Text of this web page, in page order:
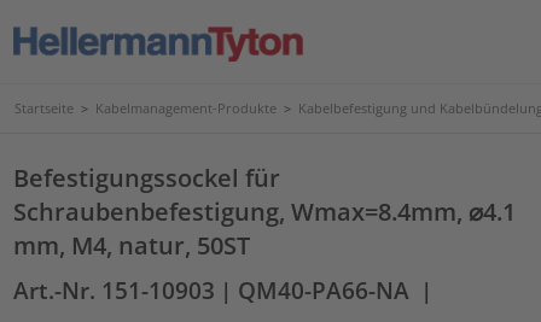
Startseite > Kabelmanagement-Produkte > Kabelbefestigung und
Befestigungssockel für
Schraubenbefestigung, Wmax=8.4mm, ⌀4.1
mm, M4, natur, 50ST
Art.-Nr. 151-10903 | QM40-PA66-NA |